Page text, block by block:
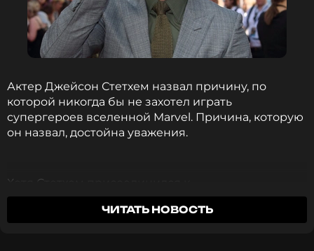
Актер Джейсон Стетхем назвал причину, по
которой никогда бы не захотел играть
супергероев вселенной Marvel. Причина, которую
он назвал, достойна уважения.
Хотя Стетхем присоединился к
франшизам «Форсаж» и «Неудержимые», у него
нет искушения пойти по пути супергероя. «Мне
ЧИТАТЬ НОВОСТЬ